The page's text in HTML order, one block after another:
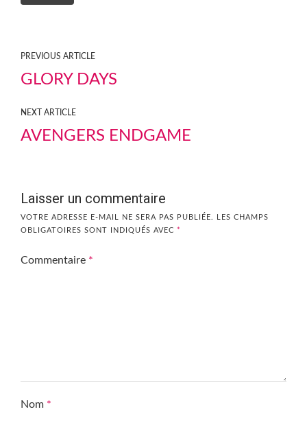
PREVIOUS ARTICLE
GLORY DAYS
NEXT ARTICLE
AVENGERS ENDGAME
Laisser un commentaire
VOTRE ADRESSE E-MAIL NE SERA PAS PUBLIÉE.
LES CHAMPS
OBLIGATOIRES SONT INDIQUÉS AVEC *
Commentaire *
Nom *